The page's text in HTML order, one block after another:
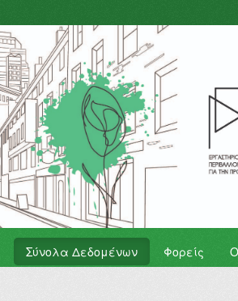
Σύνολα Δεδομένων Φορείς